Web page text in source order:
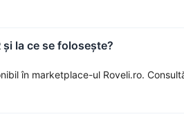
la ce se folosește?
în marketplace-ul Roveli.ro.